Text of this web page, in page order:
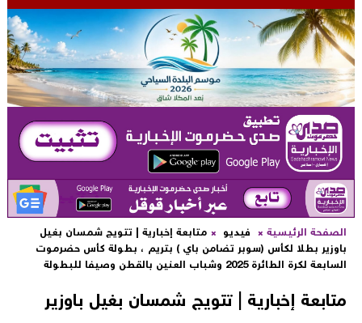
الرئيسية فيديو
متابعة إخبارية | تتويج شمسان بغيل
بطلا لكأس (سوبر تضامن باي ) بتريم ، بطولة كأس حضرموت
لكرة الطائرة 2025 وشباب العنين بالقطن وصيفا للبطولة
إخبارية | تتويج شمسان بغيل باوزير